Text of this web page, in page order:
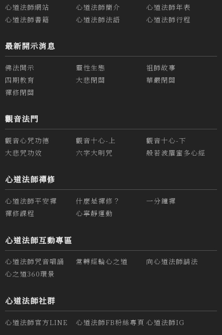
心道法師網站 心道法師簡介
心道法師年表
心道法師書籍
心道法師法語 心道法師行程
最新開示消息
佛法開示 靈性生態
祖師故事
四期教育
大悲閉關
華嚴閉關
禪修閉關
觀音法門
觀音心咒功德 觀音十心-上
觀音十心-下
大悲咒功效
六字大明咒 般若波羅蜜多心經
心道法師禪修
心道法師平安禪 什麼是禪修？
一分鐘禪
禪修課程
心寧靜運動
心道法師互動專區
心道法師咒音唱誦 常轉經輪心之道
向心道法師請法
心之道360環景
心道法師社群
心道法師官方LINE 心道法師FB粉絲專頁 心道法師IG